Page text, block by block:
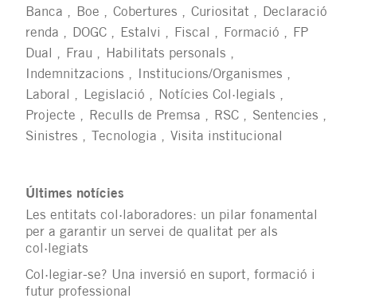
Banca
Boe Cobertures Curiositat
Declaració
renda
DOGC Estalvi Fiscal Formació
FP
Dual
Frau
Habilitats personals
Indemnitzacions
Institucions/Organismes
Laboral
Legislació
Notícies Col·legials
Projecte
Reculls de Premsa RSC
Sentencies
Sinistres
Tecnologia Visita institucional
Últimes notícies
Les entitats col·laboradores: un pilar fonamental
per a garantir un servei de qualitat per als
col·legiats
Col·legiar-se? Una inversió en suport, formació i
futur professional